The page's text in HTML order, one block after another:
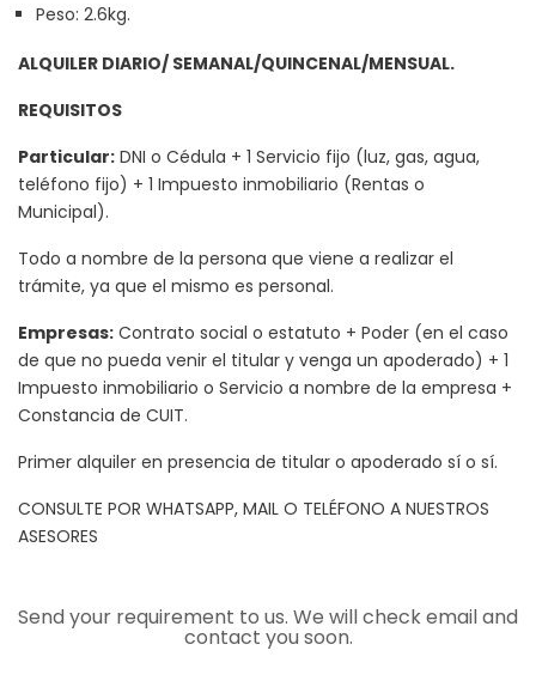
Peso: 2.6kg.
ALQUILER DIARIO/ SEMANAL/QUINCENAL/MENSUAL.
REQUISITOS
Particular: DNI o Cédula + 1 Servicio fijo (luz, gas, agua,
teléfono fijo) + 1 Impuesto inmobiliario (Rentas o
Municipal).
Todo a nombre de la persona que viene a realizar el
trámite, ya que el mismo es personal.
Empresas: Contrato social o estatuto + Poder (en el caso
de que no pueda venir el titular y venga un apoderado) + 1
Impuesto inmobiliario o Servicio a nombre de la empresa +
Constancia de CUIT.
Primer alquiler en presencia de titular o apoderado sí o sí.
CONSULTE POR WHATSAPP, MAIL O TELÉFONO A NUESTROS
ASESORES
Send your requirement to us. We will check email and
contact you soon.